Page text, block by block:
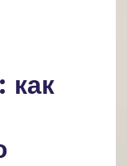
как